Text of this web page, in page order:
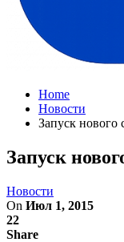
Home
Новости
Запуск нового
Запуск
Новости
On Июл 1, 2015
22
Share